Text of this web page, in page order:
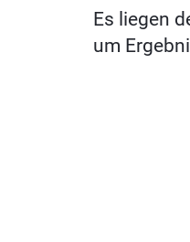
Es liegen
um